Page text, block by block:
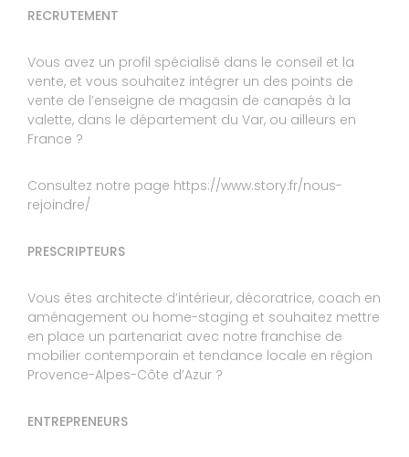
STORY LA VALETTE
Le 26/04/2022
Expérience du 17/08/2021
Publié le 20/04/2022
Avis Guest Suite
8
10
Réponse de STORY TOULON :
problème de réapprovisionnement des matières
premières qui a touché l'année dernière tous les
fabricants sans exceptions , a eu un impact
considérable sur les délais de productions. Fort
heureusement pour la majorité tout est revenu
à la normal. Nous vous souhaitons de profiter
Le 26/04/2022
RECRUTEMENT
Vous avez un profil spécialisé dans le conseil et la
vente, et vous souhaitez intégrer un des points de
vente de l’enseigne de magasin de canapés à la
valette, dans le département du Var, ou ailleurs en
France ?
Consultez notre page https://www.story.fr/nous-
rejoindre/
PRESCRIPTEURS
Vous êtes architecte d’intérieur, décoratrice, coach en
aménagement ou home-staging et souhaitez mettre
en place un partenariat avec notre franchise de
mobilier contemporain et tendance locale en région
Provence-Alpes-Côte d’Azur ?
ENTREPRENEURS